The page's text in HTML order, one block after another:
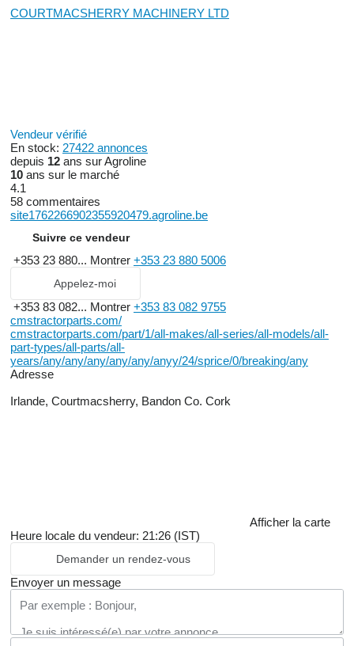
COURTMACSHERRY MACHINERY LTD
Vendeur vérifié
En stock: 27422 annonces
depuis 12 ans sur Agroline
10 ans sur le marché
4.1
58 commentaires
site1762266902355920479.agroline.be
Suivre ce vendeur
+353 23 880... Montrer +353 23 880 5006
Appelez-moi
+353 83 082... Montrer +353 83 082 9755
cmstractorparts.com/
cmstractorparts.com/part/1/all-makes/all-series/all-models/all-
part-types/all-parts/all-
years/any/any/any/any/any/anyy/24/sprice/0/breaking/any
Adresse
Irlande, Courtmacsherry, Bandon Co. Cork
Afficher la carte
Heure locale du vendeur: 21:26 (IST)
Demander un rendez-vous
Envoyer un message